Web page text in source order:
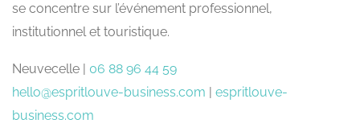
se concentre sur l’événement professionnel,
institutionnel et touristique.
Neuvecelle | 06 88 96 44 59
hello@espritlouve-business.com | espritlouve-
business.com